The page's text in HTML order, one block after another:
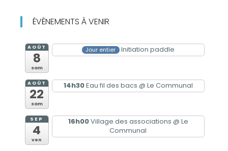
ÉVÈNEMENTS À VENIR
AOÛT
8
sam
Jour entier Initiation paddle
AOÛT
22
sam
14h30Eau fil des bacs @ Le Communal
SEP
4
ven
16h00Village des associations @ Le
Communal